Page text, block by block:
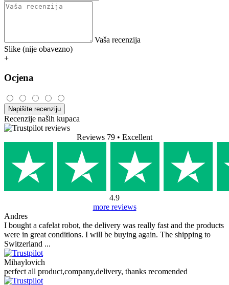
Vaša recenzija
Slike (nije obavezno)
+
Ocjena
Napišite recenziju
Recenzije naših kupaca
Reviews 79 • Excellent
4.9
more reviews
Andres
I bought a cafelat robot, the delivery was really fast and the products
were in great conditions. I will be buying again. The shipping to
Switzerland ...
Mihaylovich
perfect all product,company,delivery, thanks recomended